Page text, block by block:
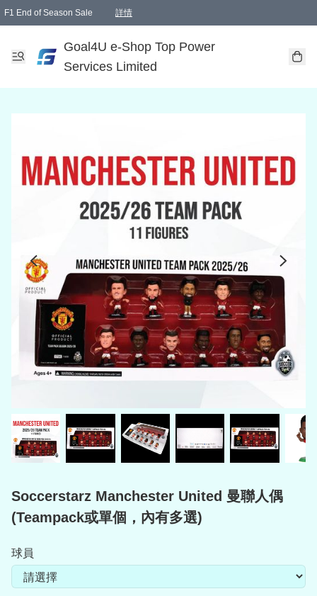
F1 End of Season Sale 詳情
Goal4U e-Shop Top Power
Services Limited
Soccerstarz Manchester United 曼聯人偶
(Teampack或單個，內有多選)
球員